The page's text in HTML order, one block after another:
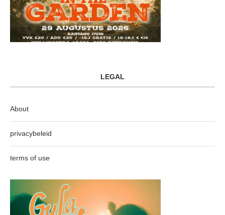
LEGAL
About
privacybeleid
terms of use